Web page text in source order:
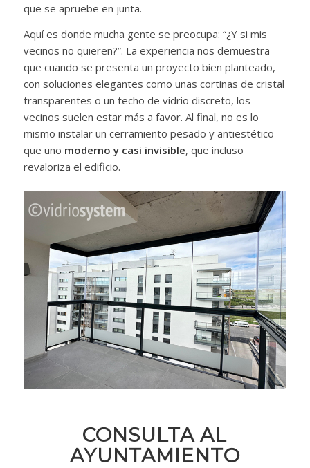
que se apruebe en junta.
Aquí es donde mucha gente se preocupa: “¿Y si mis
vecinos no quieren?”. La experiencia nos demuestra
que cuando se presenta un proyecto bien planteado,
con soluciones elegantes como unas cortinas de cristal
transparentes o un techo de vidrio discreto, los
vecinos suelen estar más a favor. Al final, no es lo
mismo instalar un cerramiento pesado y antiestético
que uno moderno y casi invisible, que incluso
revaloriza el edificio.
CONSULTA AL
AYUNTAMIENTO